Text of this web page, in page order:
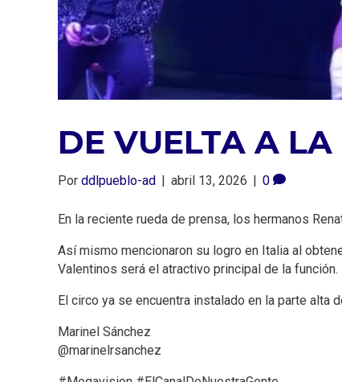
DE VUELTA A
Por ddlpueblo-ad abril 13, 2026 0
En la reciente rueda de prensa, los hermanos
Así mismo mencionaron su logro en Italia al
Valentinos será el atractivo principal de la función.
El circo ya se encuentra instalado en la parte
Marinel Sánchez
@marinelrsanchez